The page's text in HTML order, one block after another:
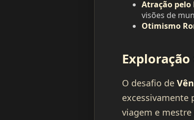
Atração pelo
visões de
Otimismo
O desafio de
excessivamente
viagem e